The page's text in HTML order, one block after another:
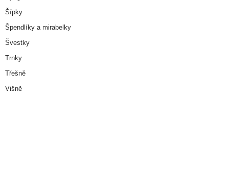
Šípky
Špendlíky a mirabelky
Švestky
Trnky
Třešně
Višně